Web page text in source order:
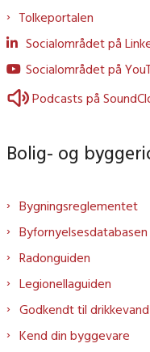
Tolkeportalen
Socialområdet på
Socialområdet på
Podcasts på
Bolig- og
Bygningsreglementet
Byfornyelsesdatabasen
Radonguiden
Legionellaguiden
Godkendt til drikkevand
Kend din byggevare